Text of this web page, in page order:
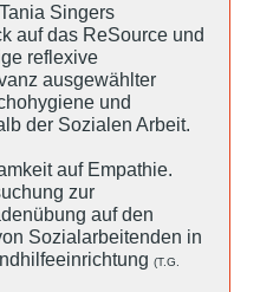
Singers
auf das ReSource und
reflexive
ausgewählter
und
der Sozialen Arbeit.
auf Empathie.
zur
auf den
Sozialarbeitenden in
(T.G.